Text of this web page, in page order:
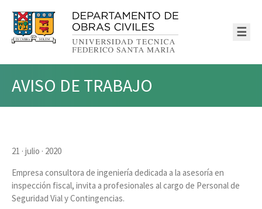
☰
AVISO DE TRABAJO
21 · julio · 2020
Empresa consultora de ingeniería dedicada a la asesoría en
inspección fiscal, invita a profesionales al cargo de Personal de
Seguridad Vial y Contingencias.